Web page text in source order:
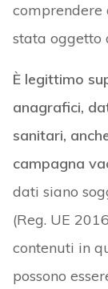
stata oggetto
È legittimo
anagrafici,
sanitari,
campagna
dati siano
(Reg. UE
contenuti in
possono